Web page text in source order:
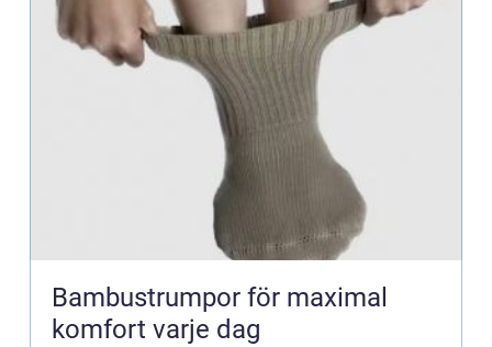
Bambustrumpor för maximal
komfort varje dag